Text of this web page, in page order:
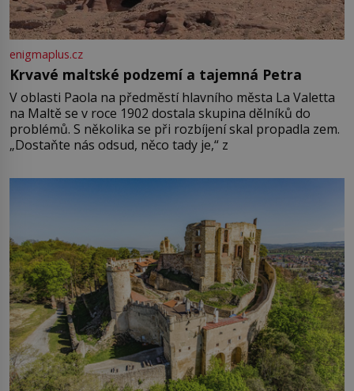
enigmaplus.cz
Krvavé maltské podzemí a tajemná Petra
V oblasti Paola na předměstí hlavního města La Valetta
na Maltě se v roce 1902 dostala skupina dělníků do
problémů. S několika se při rozbíjení skal propadla zem.
„Dostaňte nás odsud, něco tady je,“ z